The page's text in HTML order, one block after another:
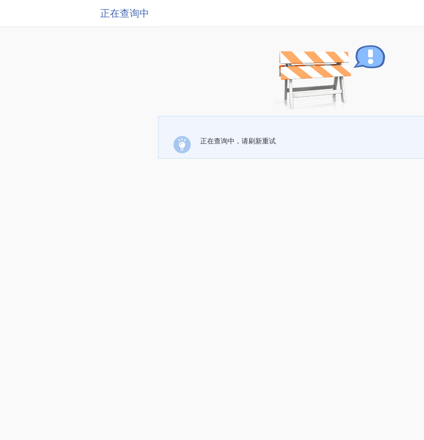
正在查询中
正在查询中，请刷新重试